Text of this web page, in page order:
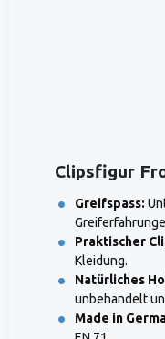
Clipsfigur
Greifspass:
Praktischer
Kleidung.
Natürliches
unbehandelt
Made in